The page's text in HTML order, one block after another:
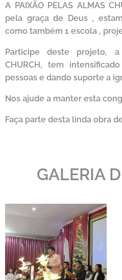
A PAIXÃO PELAS ALMAS
pela graça de Deus ,
como também 1 escola ,
Participe deste projeto, a
CHURCH, tem
pessoas e dando suporte a
Nos ajude a manter esta
Faça parte desta linda obra
GALERIA